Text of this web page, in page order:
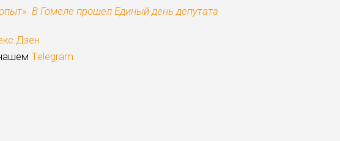
В Гомеле прошел Единый день депутата
Telegram